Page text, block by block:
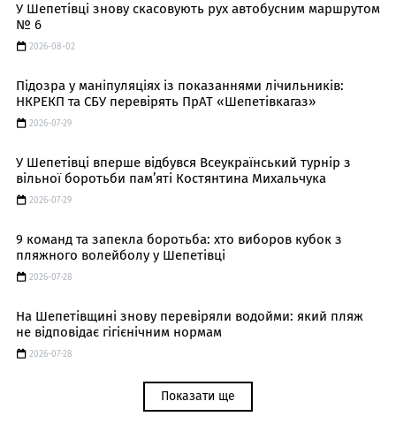
У Шепетівці знову скасовують рух автобусним маршрутом
№ 6
2026-08-02
Підозра у маніпуляціях із показаннями лічильників:
НКРЕКП та СБУ перевірять ПрАТ «Шепетівкагаз»
2026-07-29
У Шепетівці вперше відбувся Всеукраїнський турнір з
вільної боротьби пам’яті Костянтина Михальчука
2026-07-29
9 команд та запекла боротьба: хто виборов кубок з
пляжного волейболу у Шепетівці
2026-07-28
На Шепетівщині знову перевіряли водойми: який пляж
не відповідає гігієнічним нормам
2026-07-28
Показати ще